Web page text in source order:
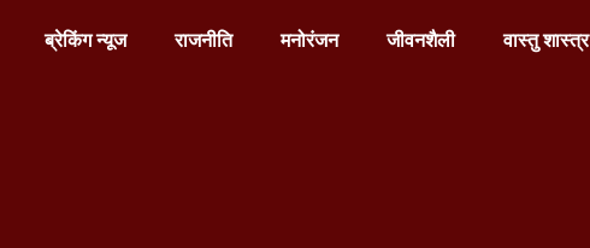
ब्रेकिंग न्यूज राजनीति मनोरंजन जीवनशैली वास्तु शास्त्र